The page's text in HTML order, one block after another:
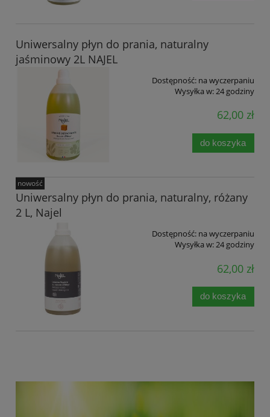
Uniwersalny płyn do prania, naturalny
jaśminowy 2L NAJEL
Dostępność: na wyczerpaniu
Wysyłka w:24 godziny
62,00 zł
do koszyka
Uniwersalny płyn do prania, naturalny, różany
2 L, Najel
Dostępność: na wyczerpaniu
Wysyłka w:24 godziny
62,00 zł
do koszyka
nowość